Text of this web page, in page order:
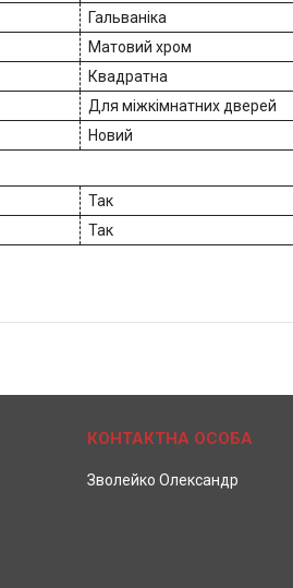
Гальваніка
Матовий хром
Квадратна
Для міжкімнатних дверей
Новий
Так
Так
Зволейко Олександр